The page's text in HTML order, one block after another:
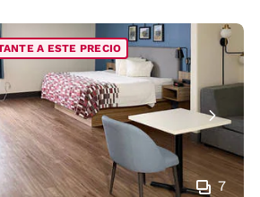
7
A ESTE PRECIO